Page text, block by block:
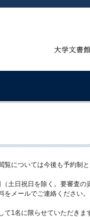
については今後も予約制と
土日祝日を除く。要審査
メールでご連絡ください。
1名に限らせていただきま